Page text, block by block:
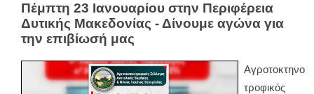
Πέμπτη 23 Ιανουαρίου στην Περιφέρεια
Δυτικής Μακεδονίας - Δίνουμε αγώνα για
την επιβίωσή μας
Αγροτοκτηνο
τροφικός